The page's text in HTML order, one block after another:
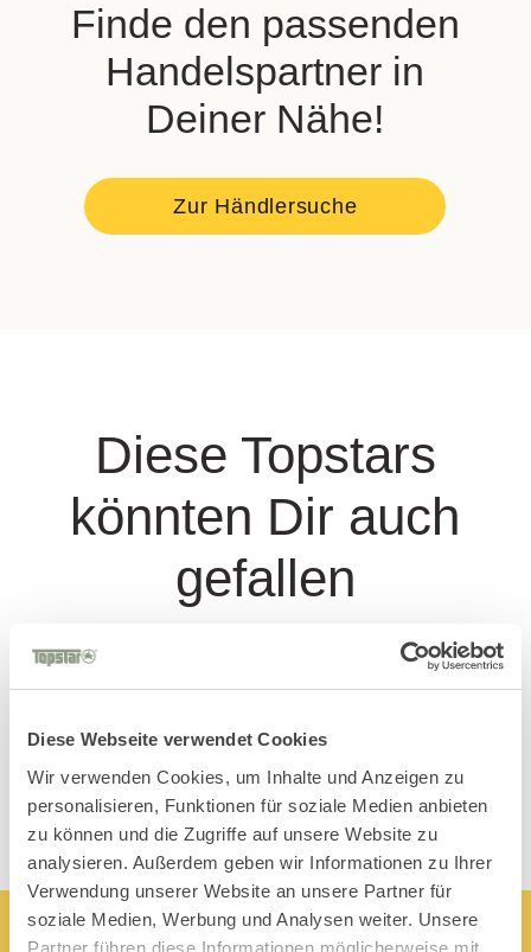
Diese Webseite verwendet Cookies
Wir verwenden Cookies, um Inhalte und Anzeigen zu
personalisieren, Funktionen für soziale Medien anbieten
zu können und die Zugriffe auf unsere Website zu
analysieren. Außerdem geben wir Informationen zu Ihrer
Verwendung unserer Website an unsere Partner für
soziale Medien, Werbung und Analysen weiter. Unsere
Partner führen diese Informationen möglicherweise mit
Finde den passenden
Handelspartner in
Deiner Nähe!
Zur Händlersuche
Diese Topstars
könnten Dir auch
gefallen